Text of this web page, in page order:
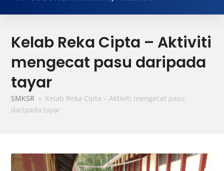
Kelab Reka Cipta – Aktiviti
mengecat pasu daripada
tayar
SMKSR » Kelab Reka Cipta – Aktiviti mengecat pasu
daripada tayar